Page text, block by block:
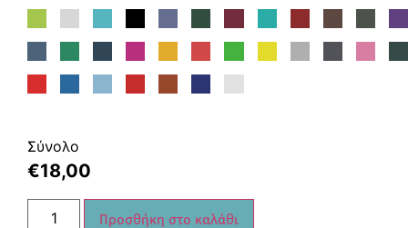
Σύνολο
€18,00
Προσθήκη στο καλάθι